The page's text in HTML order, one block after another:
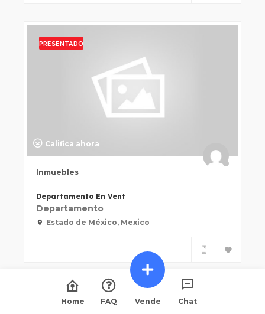
PRESENTADO
Califica ahora
Inmuebles
Departamento En Vent
Departamento
Estado de México, Mexico
PRESENTADO
Home FAQ Vende Chat